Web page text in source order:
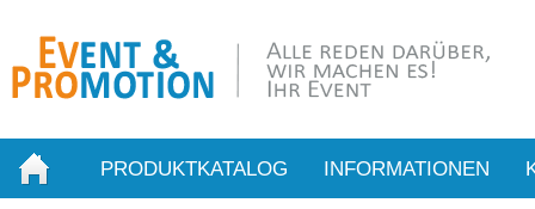
PRODUKTKATALOG INFORMATIONEN